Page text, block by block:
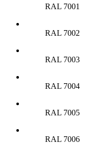
RAL 7001
RAL 7002
RAL 7003
RAL 7004
RAL 7005
RAL 7006